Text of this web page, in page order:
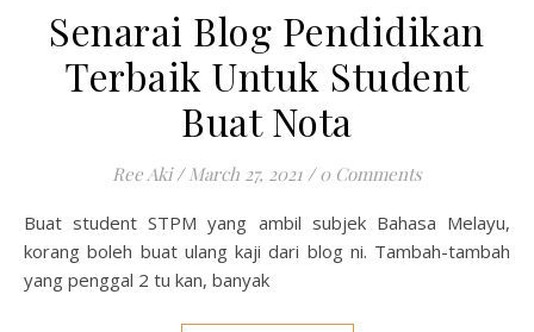
Senarai Blog Pendidikan
Terbaik Untuk Student
Buat Nota
Ree Aki / March 27, 2021 / 0 Comments
Buat student STPM yang ambil subjek Bahasa Melayu,
korang boleh buat ulang kaji dari blog ni. Tambah-tambah
yang penggal 2 tu kan, banyak